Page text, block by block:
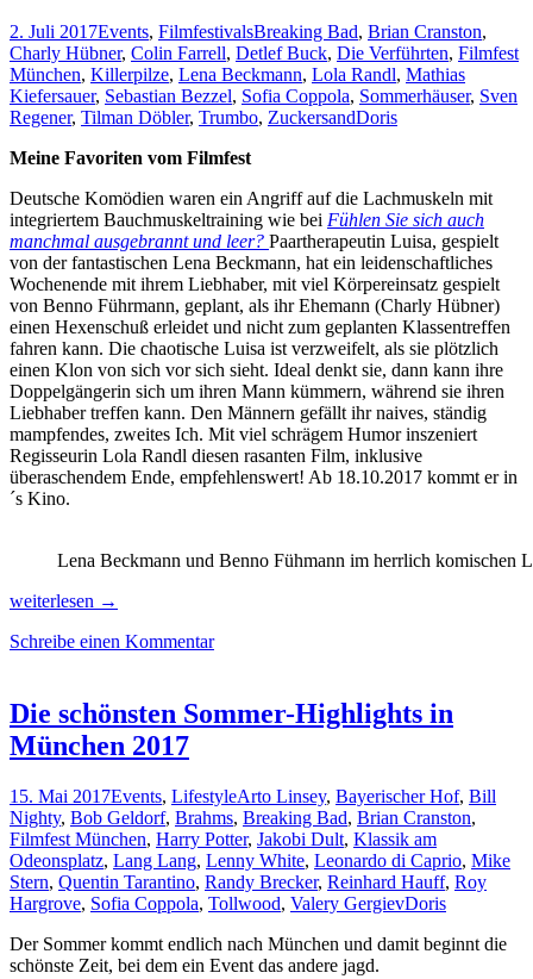
2. Juli 2017Events, FilmfestivalsBreaking Bad, Brian Cranston,
Charly Hübner, Colin Farrell, Detlef Buck, Die Verführten, Filmfest
München, Killerpilze, Lena Beckmann, Lola Randl, Mathias
Kiefersauer, Sebastian Bezzel, Sofia Coppola, Sommerhäuser, Sven
Regener, Tilman Döbler, Trumbo, ZuckersandDoris
Meine Favoriten vom Filmfest
Deutsche Komödien waren ein Angriff auf die Lachmuskeln mit
integriertem Bauchmuskeltraining wie bei Fühlen Sie sich auch
manchmal ausgebrannt und leer? Paartherapeutin Luisa, gespielt
von der fantastischen Lena Beckmann, hat ein leidenschaftliches
Wochenende mit ihrem Liebhaber, mit viel Körpereinsatz gespielt
von Benno Führmann, geplant, als ihr Ehemann (Charly Hübner)
einen Hexenschuß erleidet und nicht zum geplanten Klassentreffen
fahren kann. Die chaotische Luisa ist verzweifelt, als sie plötzlich
einen Klon von sich vor sich sieht. Ideal denkt sie, dann kann ihre
Doppelgängerin sich um ihren Mann kümmern, während sie ihren
Liebhaber treffen kann. Den Männern gefällt ihr naives, ständig
mampfendes, zweites Ich. Mit viel schrägem Humor inszeniert
Regisseurin Lola Randl diesen rasanten Film, inklusive
überaschendem Ende, empfehlenswert! Ab 18.10.2017 kommt er in
´s Kino.
Lena Beckmann und Benno Fühmann im herrlich komischen
Lachmuskeltraining,
und
auf
dem
Münchner
weiterlesen →
Schreibe einen Kommentar
Die schönsten Sommer-Highlights in
München 2017
15. Mai 2017Events, LifestyleArto Linsey, Bayerischer Hof, Bill
Nighty, Bob Geldorf, Brahms, Breaking Bad, Brian Cranston,
Filmfest München, Harry Potter, Jakobi Dult, Klassik am
Odeonsplatz, Lang Lang, Lenny White, Leonardo di Caprio, Mike
Stern, Quentin Tarantino, Randy Brecker, Reinhard Hauff, Roy
Hargrove, Sofia Coppola, Tollwood, Valery GergievDoris
Der Sommer kommt endlich nach München und damit beginnt die
schönste Zeit, bei dem ein Event das andere jagd.